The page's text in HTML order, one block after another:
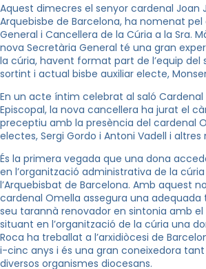
Aquest dimecres el senyor cardenal Joan
Arquebisbe de Barcelona, ha nomenat
General i Cancellera de la Cúria a la Sra.
nova Secretària General té una gran
la cúria, havent format part de l’equip del
sortint i actual bisbe auxiliar electe,
En un acte íntim celebrat al saló Cardenal
Episcopal, la nova cancellera ha jurat el
preceptiu amb la presència del cardenal
electes, Sergi Gordo i Antoni Vadell i
És la primera vegada que una dona
en l’organització administrativa de la
l’Arquebisbat de Barcelona. Amb aquest
cardenal Omella assegura una adequada
seu tarannà renovador en sintonia amb el
situant en l’organització de la cúria una
Roca ha treballat a l’arxidiòcesi de
i-cinc anys i és una gran coneixedora
diversos organismes diocesans.